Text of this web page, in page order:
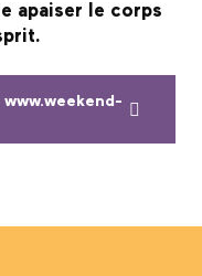
apaiser le corps
www.weekend-